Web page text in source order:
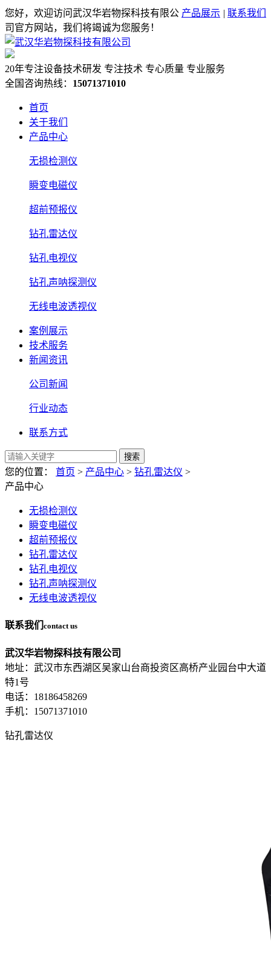
产品展示 | 联系我们
您好，欢迎访问武汉华岩物探科技有限公
司官方网站，我们将竭诚为您服务！
20年专注设备技术研发 专注技术 专心质量 专业服务
全国咨询热线： 15071371010
首页
关于我们
产品中心
无损检测仪
瞬变电磁仪
超前预报仪
钻孔雷达仪
钻孔电视仪
钻孔声呐探测仪
无线电波透视仪
案例展示
技术服务
新闻资讯
公司新闻
行业动态
联系方式
搜索
您的位置： 首页 > 产品中心 > 钻孔雷达仪 >
产品中心
无损检测仪
瞬变电磁仪
超前预报仪
钻孔雷达仪
钻孔电视仪
钻孔声呐探测仪
无线电波透视仪
联系我们 contact us
武汉华岩物探科技有限公司
地址：武汉市东西湖区吴家山台商投资区高桥产业园台中大道
特1号
电话：18186458269
手机：15071371010
钻孔雷达仪